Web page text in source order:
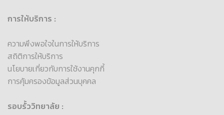
การให้บริการ :
ความพึงพอใจในการให้บริการ
สถิติการให้บริการ
นโยบายเกี่ยวกับการใช้งานคุกกี้
การคุ้มครองข้อมูลส่วนบุคคล
รอบรั้ววิทยาลัย :